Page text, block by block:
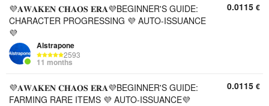
💜𝐀𝐖𝐀𝐊𝐄𝐍 𝐂𝐇𝐀𝐎𝐒 𝐄𝐑𝐀💜BEGINNER'S GUIDE:
CHARACTER PROGRESSING 💜 AUTO-ISSUANCE
💜
Alstrapone
2593
11 months
0.0115 €
💜𝐀𝐖𝐀𝐊𝐄𝐍 𝐂𝐇𝐀𝐎𝐒 𝐄𝐑𝐀💜BEGINNER'S GUIDE:
FARMING RARE ITEMS 💜 AUTO-ISSUANCE💜
0.0115 €